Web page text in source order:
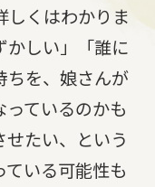
くはわかりま
かしい」「誰に
ちを、娘さんが
ているのかも
たい、という
いる可能性も